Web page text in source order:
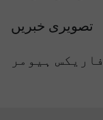
تصویری خبریں
فاریکس ہیومر